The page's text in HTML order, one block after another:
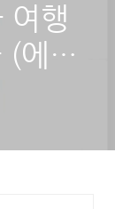
여행
(에두